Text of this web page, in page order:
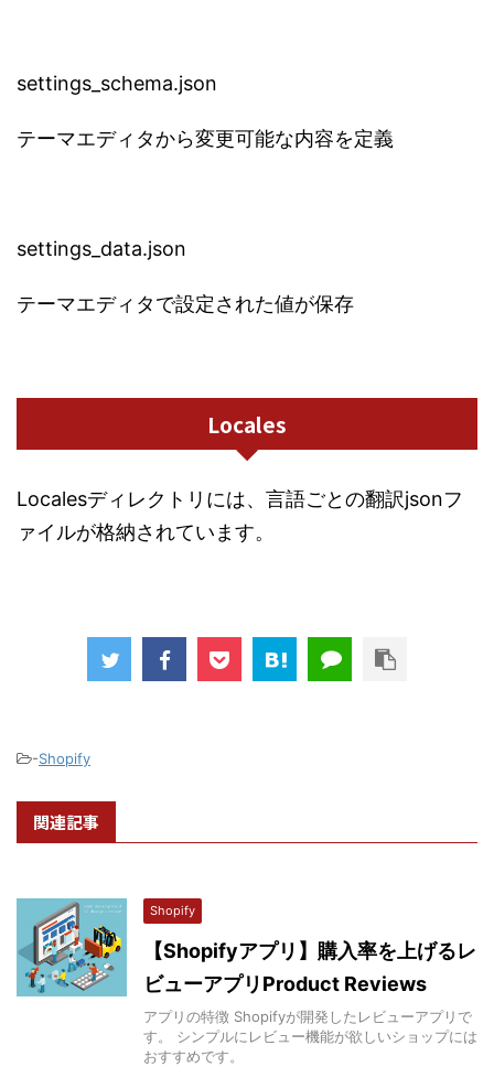
settings_schema.json
テーマエディタから変更可能な内容を定義
settings_data.json
テーマエディタで設定された値が保存
Locales
Localesディレクトリには、言語ごとの翻訳jsonフ
ァイルが格納されています。
-Shopify
関連記事
Shopify
【Shopifyアプリ】購入率を上げるレ
ビューアプリProduct Reviews
アプリの特徴 Shopifyが開発したレビューアプリで
す。 シンプルにレビュー機能が欲しいショップには
おすすめです。